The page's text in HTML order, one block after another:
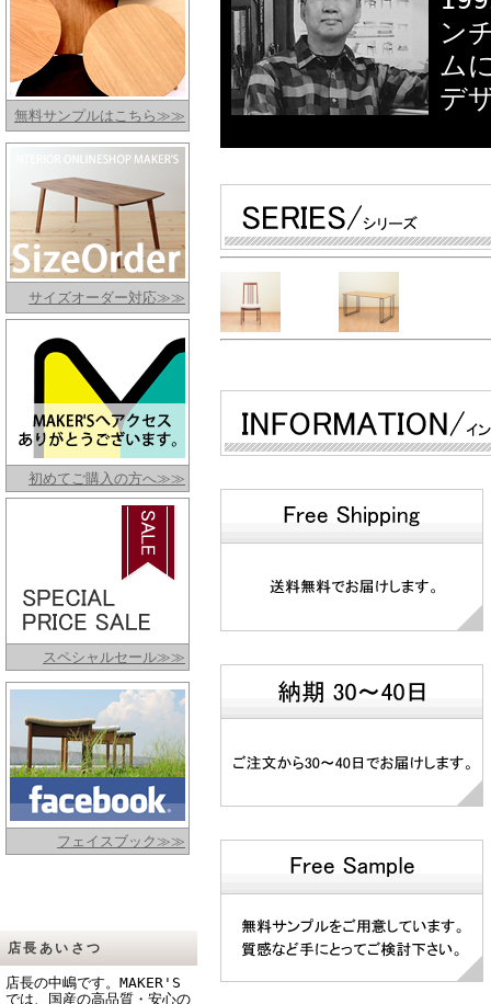
無料サンプルはこちら≫≫
サイズオーダー対応≫≫
初めてご購入の方へ≫≫
スペシャルセール≫≫
フェイスブック≫≫
店長あいさつ
店長の中嶋です。MAKER'S
では、国産の高品質・安心の
ン
ム
デ